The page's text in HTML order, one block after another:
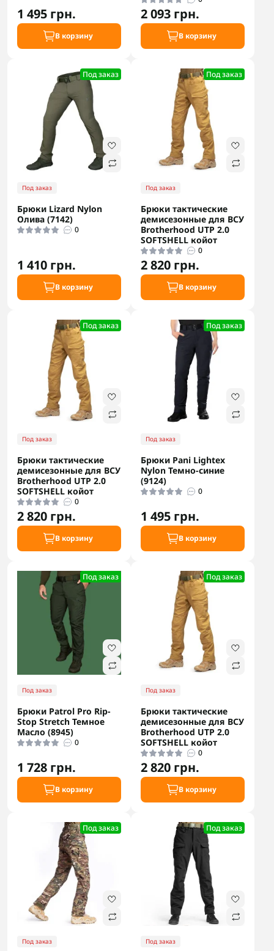
1 495 грн.
В корзину
2 093 грн.
В корзину
Под заказ
Под заказ
Брюки Lizard Nylon
Олива (7142)
0
1 410 грн.
В корзину
Под заказ
Под заказ
Брюки тактические
демисезонные для ВСУ
Brotherhood UTP 2.0
SOFTSHELL койот
0
2 820 грн.
В корзину
Под заказ
Под заказ
Брюки тактические
демисезонные для ВСУ
Brotherhood UTP 2.0
SOFTSHELL койот
0
2 820 грн.
В корзину
Под заказ
Под заказ
Брюки Pani Lightex
Nylon Темно-синие
(9124)
0
1 495 грн.
В корзину
Под заказ
Под заказ
Брюки Patrol Pro Rip-
Stop Stretch Темное
Масло (8945)
0
1 728 грн.
В корзину
Под заказ
Под заказ
Брюки тактические
демисезонные для ВСУ
Brotherhood UTP 2.0
SOFTSHELL койот
0
2 820 грн.
В корзину
Под заказ
Под заказ
Под заказ
Под заказ